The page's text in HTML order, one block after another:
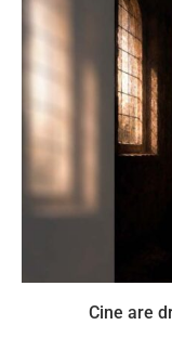
Cine are